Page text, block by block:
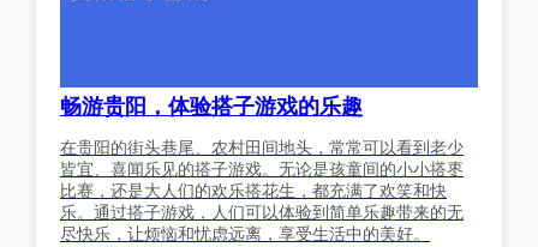
畅游贵阳，体验搭子游戏的乐趣
在贵阳的街头巷尾、农村田间地头，常常可以看到老少
皆宜、喜闻乐见的搭子游戏。无论是孩童间的小小搭枣
比赛，还是大人们的欢乐搭花生，都充满了欢笑和快
乐。通过搭子游戏，人们可以体验到简单乐趣带来的无
尽快乐，让烦恼和忧虑远离，享受生活中的美好。